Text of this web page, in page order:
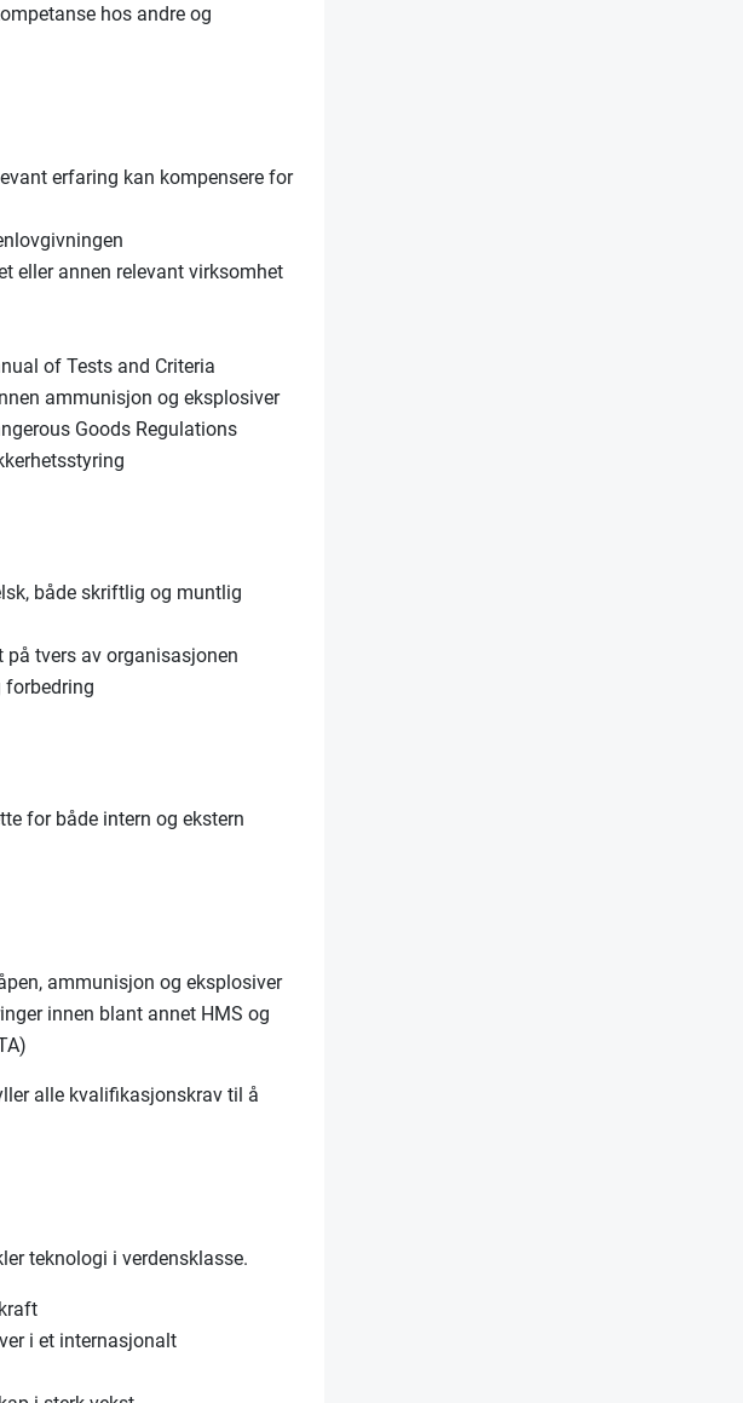
hos andre og
erfaring kan kompensere for
eller annen relevant virksomhet
of Tests and Criteria
ammunisjon og eksplosiver
Goods Regulations
både skriftlig og muntlig
på tvers av organisasjonen
forbedring
for både intern og ekstern
ammunisjon og eksplosiver
innen blant annet HMS og
alle kvalifikasjonskrav til å
teknologi i verdensklasse.
i et internasjonalt